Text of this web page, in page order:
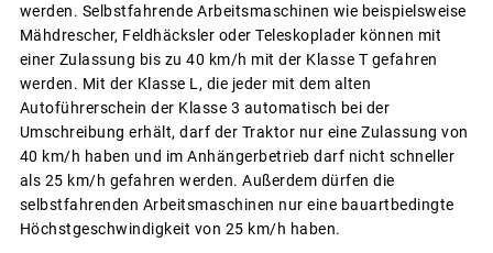
werden. Selbstfahrende Arbeitsmaschinen wie beispielsweise
Mähdrescher, Feldhäcksler oder Teleskoplader können mit
einer Zulassung bis zu 40 km/h mit der Klasse T gefahren
werden. Mit der Klasse L, die jeder mit dem alten
Autoführerschein der Klasse 3 automatisch bei der
Umschreibung erhält, darf der Traktor nur eine Zulassung von
40 km/h haben und im Anhängerbetrieb darf nicht schneller
als 25 km/h gefahren werden. Außerdem dürfen die
selbstfahrenden Arbeitsmaschinen nur eine bauartbedingte
Höchstgeschwindigkeit von 25 km/h haben.